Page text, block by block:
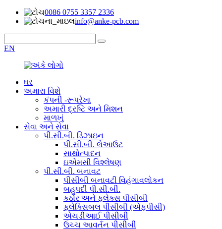
0086 0755 3357 2336
info@anke-pcb.com
EN
ઘર
અમારા વિશે
કંપની -રૂપરેખા
અમારી દ્રષ્ટિ અને મિશન
માળખું
સેવા અને સેવા
પી.સી.બી. ડિઝાઇન
પી.સી.બી. લેઆઉટ
સાથોત્પાદન
ઇએમસી વિશ્લેષણ
પી.સી.બી. બનાવટ
પીસીબી બનાવટી વિહંગાવલોકન
બહુપદી પી.સી.બી.
કઠોર અને ફ્લેક્સ પીસીબી
ફ્લેક્સિબલ પીસીબી (એફપીસી)
એચડીઆઈ પીસીબી
ઉચ્ચ આવર્તન પીસીબી